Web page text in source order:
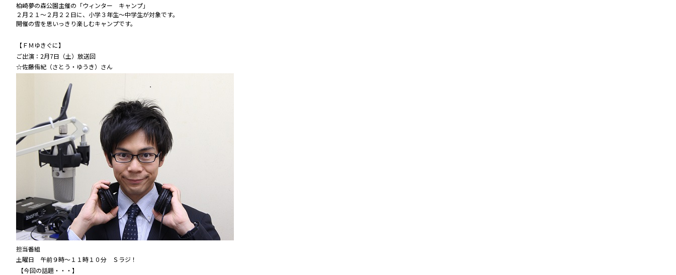
柏崎夢の森公園主催の「ウィンター キャンプ」
２月２１～２月２２日に、小学３年生～中学生が対象です。
開催の雪を思いっきり楽しむキャンプです。
【ＦＭゆきぐに】
ご出演：2月7日（土）放送回
☆佐藤侑紀（さとう・ゆうき）さん
担当番組
土曜日 午前９時～１１時１０分 Ｓラジ！
【今回の話題・・・】